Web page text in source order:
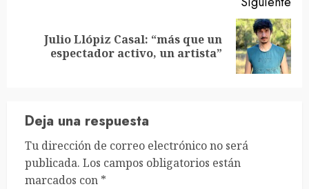
Siguiente
entrada:
Julio Llópiz Casal: “más que un
espectador activo, un artista”
Deja una respuesta
Tu dirección de correo electrónico no será
publicada. Los campos obligatorios están
marcados con *